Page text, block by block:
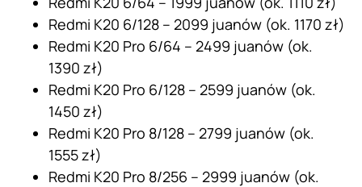
Redmi K20 6/128 – 2099 juanów (ok. 1170 zł)
Redmi K20 Pro 6/64 – 2499 juanów (ok.
1390 zł)
Redmi K20 Pro 6/128 – 2599 juanów (ok.
1450 zł)
Redmi K20 Pro 8/128 – 2799 juanów (ok.
1555 zł)
Redmi K20 Pro 8/256 – 2999 juanów (ok.